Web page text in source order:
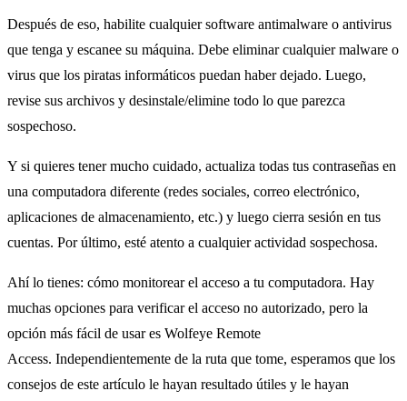
Después de eso, habilite cualquier software antimalware o antivirus
que tenga y escanee su máquina. Debe eliminar cualquier malware o
virus que los piratas informáticos puedan haber dejado. Luego,
revise sus archivos y desinstale/elimine todo lo que parezca
sospechoso.
Y si quieres tener mucho cuidado, actualiza todas tus contraseñas en
una computadora diferente (redes sociales, correo electrónico,
aplicaciones de almacenamiento, etc.) y luego cierra sesión en tus
cuentas. Por último, esté atento a cualquier actividad sospechosa.
Ahí lo tienes: cómo monitorear el acceso a tu computadora. Hay
muchas opciones para verificar el acceso no autorizado, pero la
opción más fácil de usar es Wolfeye Remote
Access. Independientemente de la ruta que tome, esperamos que los
consejos de este artículo le hayan resultado útiles y le hayan